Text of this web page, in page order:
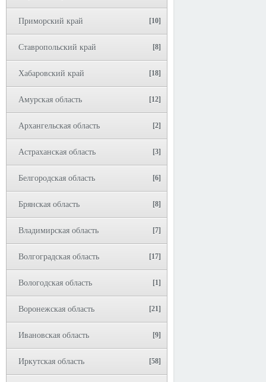
Приморский край [10]
Ставропольский край [8]
Хабаровский край [18]
Амурская область [12]
Архангельская область [2]
Астраханская область [3]
Белгородская область [6]
Брянская область [8]
Владимирская область [7]
Волгоградская область [17]
Вологодская область [1]
Воронежская область [21]
Ивановская область [9]
Иркутская область [58]